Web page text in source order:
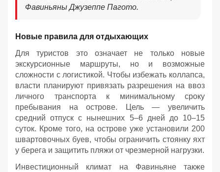
Фавиньяны Джузеппе Пагото.
Новые правила для отдыхающих
Для туристов это означает не только новые
экскурсионные маршруты, но и возможные
сложности с логистикой. Чтобы избежать коллапса,
власти планируют привязать разрешения на ввоз
личного транспорта к минимальному сроку
пребывания на острове. Цель — увеличить
средний отпуск с нынешних 5–6 дней до 10–15
суток. Кроме того, на острове уже установили 200
швартовочных буев, чтобы ограничить стоянку яхт
у берега и защитить пляжи от чрезмерной нагрузки.
Инвестиционный климат на Фавиньяне также